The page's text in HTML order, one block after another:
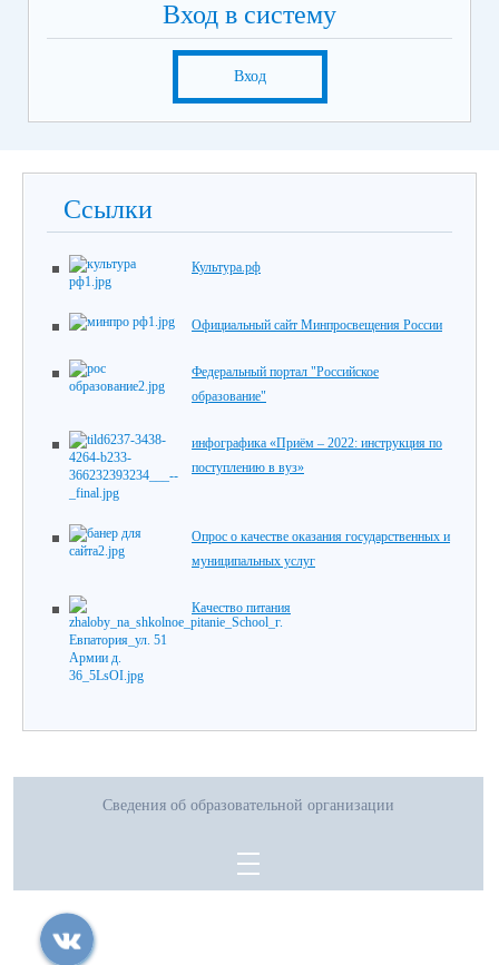
Вход в систему
Вход
Ссылки
Культура.рф
Официальный сайт Минпросвещения России
Федеральный портал "Российское
образование"
инфографика «Приём – 2022: инструкция по
поступлению в вуз»
Опрос о качестве оказания государственных и
муниципальных услуг
Качество питания
Сведения об образовательной организации